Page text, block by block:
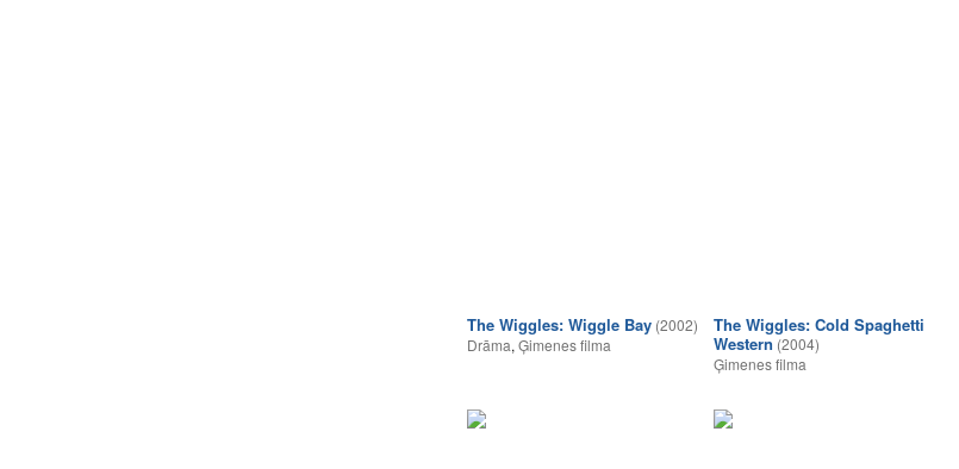
The Wiggles: Wiggle Bay (2002)
Drāma, Ģimenes filma
The Wiggles: Cold Spaghetti
Western (2004)
Ģimenes filma